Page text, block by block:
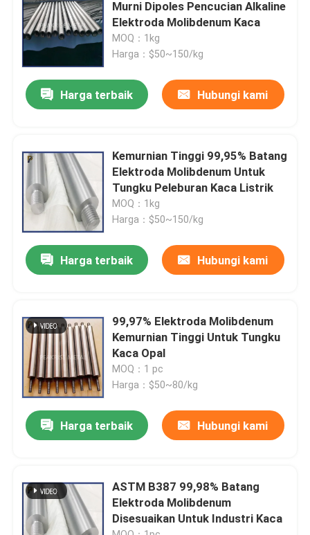
Produk
Pertunjukan VR
Tur Pabrik
Kontrol kualitas
Hubungi Kami
Permintaan Penawaran
Paduan Tungsten Molibdenum
Murni Dipoles Pencucian Alkaline
Elektroda Molibdenum Kaca
MOQ：1kg
Harga：$50~150/kg
Harga terbaik Hubungi kami
Kemurnian Tinggi 99,95% Batang
Elektroda Molibdenum Untuk
Tungku Peleburan Kaca Listrik
MOQ：1kg
Harga：$50~150/kg
Harga terbaik Hubungi kami
99,97% Elektroda Molibdenum
Kemurnian Tinggi Untuk Tungku
Kaca Opal
MOQ：1 pc
Harga：$50~80/kg
Harga terbaik Hubungi kami
ASTM B387 99,98% Batang
Elektroda Molibdenum
Disesuaikan Untuk Industri Kaca